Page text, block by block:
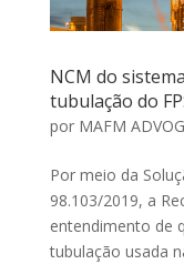
NCM do
tubulação do
por MAFM
Por meio da
98.103/2019, a
entendimento de
tubulação usada